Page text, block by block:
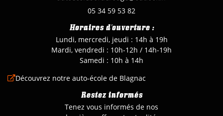
05 34 59 53 82
Horaires d'ouverture :
Lundi, mercredi, jeudi : 14h à 19h
Mardi, vendredi : 10h-12h / 14h-19h
Samedi : 10h à 14h
Découvrez notre auto-école de Blagnac
Restez informés
Tenez vous informés de nos